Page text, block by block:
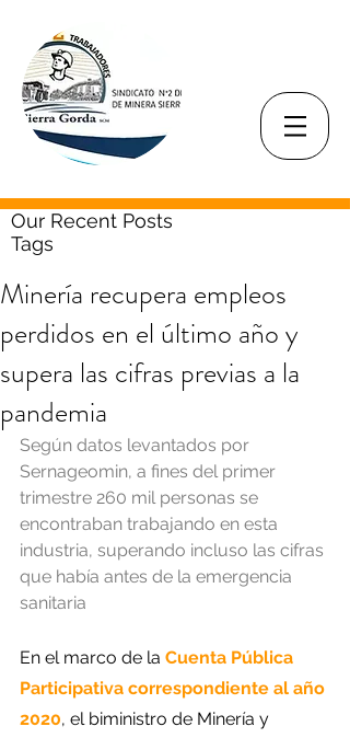
Our Recent Posts
Tags
Minería recupera empleos
perdidos en el último año y
supera las cifras previas a la
pandemia
Según datos levantados por
Sernageomin, a fines del primer
trimestre 260 mil personas se
encontraban trabajando en esta
industria, superando incluso las cifras
que había antes de la emergencia
sanitaria
En el marco de la Cuenta Pública
Participativa correspondiente al año
2020, el biministro de Minería y